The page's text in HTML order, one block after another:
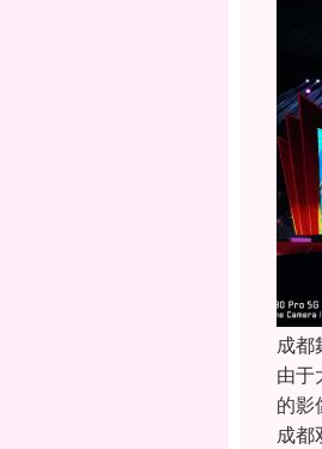
成都
由于
的影
成都